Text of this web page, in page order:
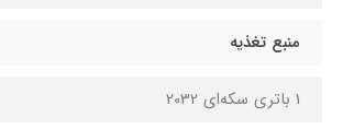
منبع تغذیه
1 باتری سکه‌ای 2032